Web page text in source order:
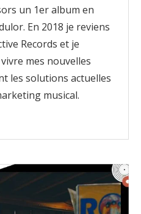
un 1er album en
En 2018 je reviens
Records et je
mes nouvelles
les solutions actuelles
musical.